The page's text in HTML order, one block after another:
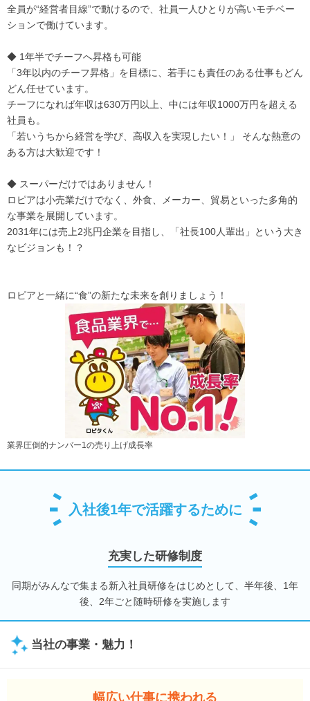
全員が“経営者目線”で動けるので、社員一人ひとりが高いモチベー
ションで働けています。
◆ 1年半でチーフへ昇格も可能
「3年以内のチーフ昇格」を目標に、若手にも責任のある仕事もどん
どん任せています。
チーフになれば年収は630万円以上、中には年収1000万円を超える
社員も。
「若いうちから経営を学び、高収入を実現したい！」 そんな熱意の
ある方は大歓迎です！
◆ スーパーだけではありません！
ロピアは小売業だけでなく、外食、メーカー、貿易といった多角的
な事業を展開しています。
2031年には売上2兆円企業を目指し、「社長100人輩出」という大き
なビジョンも！？
ロピアと一緒に“食”の新たな未来を創りましょう！
業界圧倒的ナンバー1の売り上げ成長率
入社後1年で活躍するために
充実した研修制度
同期がみんなで集まる新入社員研修をはじめとして、半年後、1年
後、2年ごと随時研修を実施します
当社の事業・魅力！
幅広い仕事に携われる